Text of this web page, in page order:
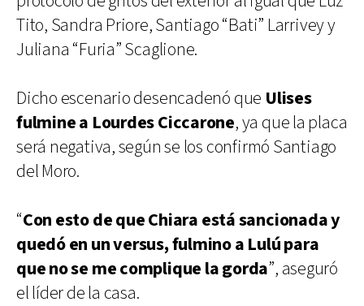
Tito, Sandra Priore, Santiago “Bati” Larrivey y
Juliana “Furia” Scaglione.
Dicho escenario desencadenó que Ulises
fulmine a Lourdes Ciccarone, ya que la placa
será negativa, según se los confirmó Santiago
del Moro.
“Con esto de que Chiara está sancionada y
quedó en un versus, fulmino a Lulú para
que no se me complique la gorda”, aseguró
el líder de la casa.